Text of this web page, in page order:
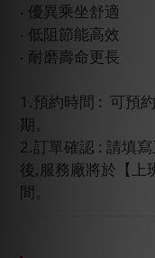
‧ 優異乘坐舒適
‧ 低阻節能高效
‧ 耐磨壽命更長
1.預約時間 :  可預
期。
2.訂單確認 : 請填
後,服務廠將於【上
間。